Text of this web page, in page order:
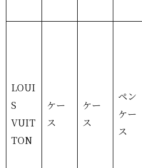
LOUI
S
VUIT
TON
ケー
ス
ケー
ス
ペン
ケー
ス